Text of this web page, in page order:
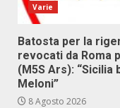
Varie
Batosta per la
revocati da Roma
(M5S Ars):
Meloni”
8 Agosto 2026